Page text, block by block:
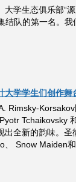
学生态俱乐部“
结队的第一名。
大学学生们创作舞
Rimsky-
全新的韵味。
Snow Maiden